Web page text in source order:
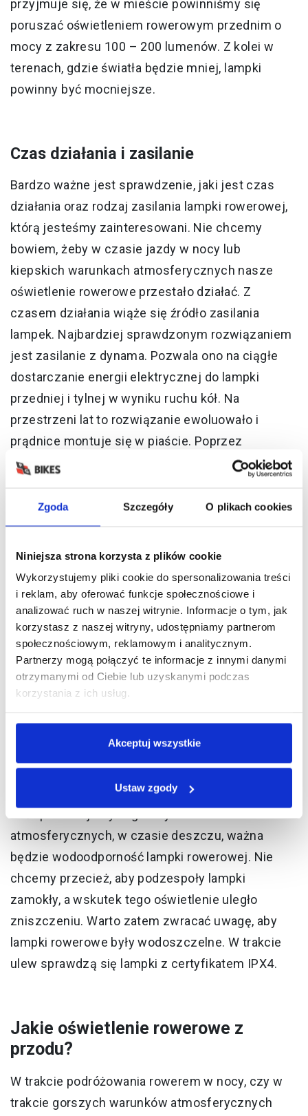
Zgoda Szczegóły O plikach cookies
Niniejsza strona korzysta z plików cookie
Wykorzystujemy pliki cookie do spersonalizowania treści
i reklam, aby oferować funkcje społecznościowe i
analizować ruch w naszej witrynie. Informacje o tym, jak
korzystasz z naszej witryny, udostępniamy partnerom
społecznościowym, reklamowym i analitycznym.
Partnerzy mogą połączyć te informacje z innymi danymi
otrzymanymi od Ciebie lub uzyskanymi podczas
korzystania z ich usług.
Akceptuj wszystkie
Ustaw zgody
przyjmuje się, że w mieście powinniśmy się
poruszać oświetleniem rowerowym przednim o
mocy z zakresu 100 – 200 lumenów. Z kolei w
terenach, gdzie światła będzie mniej, lampki
powinny być mocniejsze.
Czas działania i zasilanie
Bardzo ważne jest sprawdzenie, jaki jest czas
działania oraz rodzaj zasilania lampki rowerowej,
którą jesteśmy zainteresowani. Nie chcemy
bowiem, żeby w czasie jazdy w nocy lub
kiepskich warunkach atmosferycznych nasze
oświetlenie rowerowe przestało działać. Z
czasem działania wiąże się źródło zasilania
lampek. Najbardziej sprawdzonym rozwiązaniem
jest zasilanie z dynama. Pozwala ono na ciągłe
dostarczanie energii elektrycznej do lampki
przedniej i tylnej w wyniku ruchu kół. Na
przestrzeni lat to rozwiązanie ewoluowało i
prądnice montuje się w piaście. Poprzez
zastosowanie dynama rowery zyskują na wadze,
rodzajów rowerów
. Inną możliwością jest
zasilanie z baterii, wymiennych akumulatorków
lampek przez cały czas. Inaczej trzeba będzie
mieć przy sobie zapas baterii lub naładowanych
akumulatorków na wymianę. Wygodne za to może
być zasilanie z wbudowanego akumulatora, który
można ładować poprzez złącze USB. W razie
wyczerpania akumulatora można go naładować z
Wodoodporność
atmosferycznych, w czasie deszczu, ważna
będzie wodoodporność lampki rowerowej. Nie
chcemy przecież, aby podzespoły lampki
zamokły, a wskutek tego oświetlenie uległo
zniszczeniu. Warto zatem zwracać uwagę, aby
lampki rowerowe były wodoszczelne. W trakcie
ulew sprawdzą się lampki z certyfikatem IPX4.
Jakie oświetlenie rowerowe z
przodu?
W trakcie podróżowania rowerem w nocy, czy w
trakcie gorszych warunków atmosferycznych